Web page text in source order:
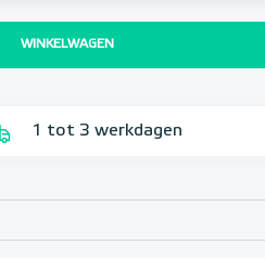
WINKELWAGEN
1 tot 3 werkdagen